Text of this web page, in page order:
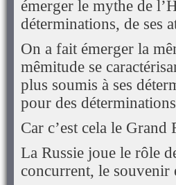
émerger le mythe de
déterminations, de ses
On a fait émerger la
mêmitude se
plus soumis à ses
pour des
Car c’est cela le Grand
La Russie joue le rôle
concurrent, le souvenir